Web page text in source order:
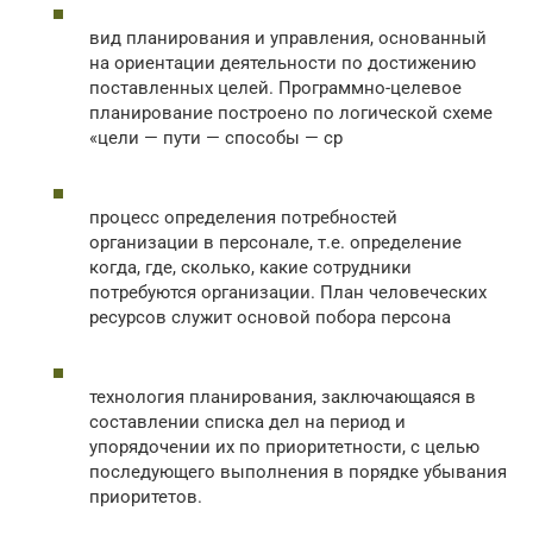
вид планирования и управления, основанный
на ориентации деятельности по достижению
поставленных целей. Программно-целевое
планирование построено по логической схеме
«цели — пути — способы — ср
процесс определения потребностей
организации в персонале, т.е. определение
когда, где, сколько, какие сотрудники
потребуются организации. План человеческих
ресурсов служит основой побора персона
технология планирования, заключающаяся в
составлении списка дел на период и
упорядочении их по приоритетности, с целью
последующего выполнения в порядке убывания
приоритетов.